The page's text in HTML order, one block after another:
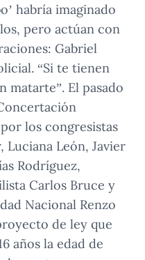
habría imaginado
pero actúan con
Gabriel
“Si te tienen
matarte”. El pasado
los congresistas
León, Javier
Rodríguez,
Carlos Bruce y
Nacional Renzo
de ley que
años la edad de